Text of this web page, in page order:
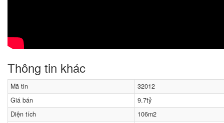
Thông tin khác
Mã tin
32012
Giá bán
9.7tỷ
Diện tích
106m2